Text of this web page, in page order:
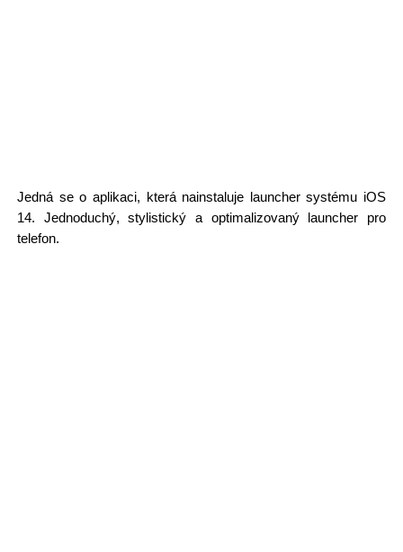
Jedná se o aplikaci, která nainstaluje launcher systému iOS
14. Jednoduchý, stylistický a optimalizovaný launcher pro
telefon.